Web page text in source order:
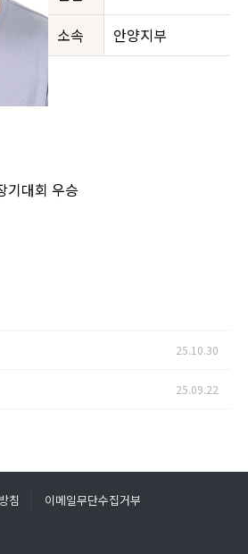
소속 안양지부
기대회 우승
25.10.30
25.09.22
침 이메일무단수집거부